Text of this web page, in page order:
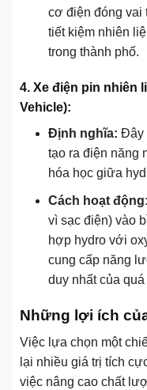
cơ điện đóng vai
tiết kiệm nhiên
trong thành phố.
4. Xe điện pin nhiên
Vehicle):
Định nghĩa: Đây
tạo ra điện năng
hóa học giữa
Cách hoạt động:
vì sạc điện) vào
hợp hydro với
cung cấp năng
duy nhất của
Những lợi ích
Việc lựa chọn một
lại nhiều giá trị tích
việc nâng cao chất